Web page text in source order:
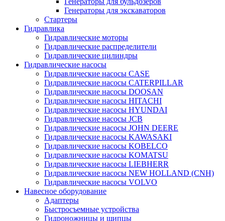
Генераторы для экскаваторов
Стартеры
Гидравлика
Гидравлические моторы
Гидравлические распределители
Гидравлические цилиндры
Гидравлические насосы
Гидравлические насосы CASE
Гидравлические насосы CATERPILLAR
Гидравлические насосы DOOSAN
Гидравлические насосы HITACHI
Гидравлические насосы HYUNDAI
Гидравлические насосы JCB
Гидравлические насосы JOHN DEERE
Гидравлические насосы KAWASAKI
Гидравлические насосы KOBELCO
Гидравлические насосы KOMATSU
Гидравлические насосы LIEBHERR
Гидравлические насосы NEW HOLLAND (CNH)
Гидравлические насосы VOLVO
Навесное оборудование
Адаптеры
Быстросъемные устройства
Гидроножницы и щипцы